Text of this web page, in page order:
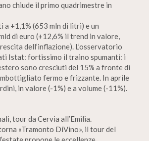
chiude il primo quadrimestre in
a +1,1% (653 mln di litri) e un
di euro (+12,6% il trend in valore,
dell’inflazione). L’osservatorio
Istat: fortissimo il traino spumanti: i
sono cresciuti del 15% a fronte di
fermo e frizzante. In aprile
in valore (-1%) e a volume (-11%).
tour da Cervia all’Emilia.
«Tramonto DiVino», il tour del